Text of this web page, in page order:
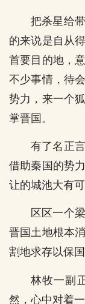
把杀星给
的来说是自从
首要目的地，
不少事情，待
势力，来一个
掌晋国。
有了名正
借助秦国的势
让的城池大有可
区区一个
晋国土地根本
割地求存以保国
林牧一副
然，心中对着